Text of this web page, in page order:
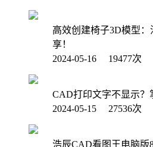
高效创建椅子3D模型
享！
2024-05-16 19477次
CAD打印文字不显示？
2024-05-15 27536次
浩辰CAD看图王电脑版